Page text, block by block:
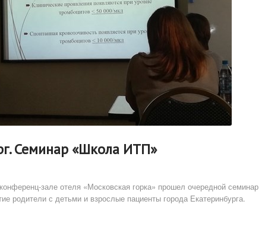
Семинар «Школа ИТП»
зале отеля «Московская горка» прошел очередной семинар
родители с детьми и взрослые пациенты города Екатеринбурга.